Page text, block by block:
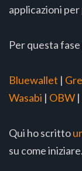
applicazioni
Per questa
Bluewallet |
Wasabi | OBW |
Qui ho scritto
su come iniziare.